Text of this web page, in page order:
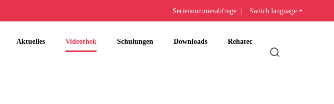
Seriennummerabfrage | Switch language
Aktuelles Videothek Schulungen Downloads Rehatec